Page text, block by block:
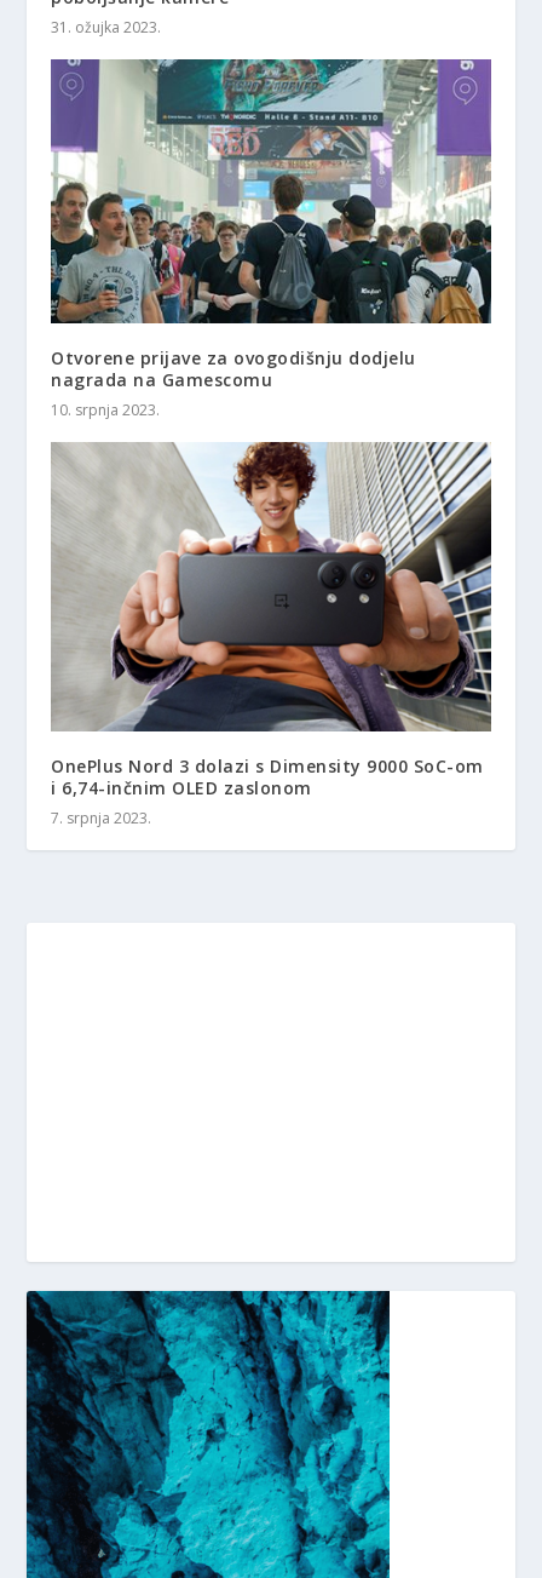
31. ožujka 2023.
Otvorene prijave za ovogodišnju dodjelu
nagrada na Gamescomu
10. srpnja 2023.
OnePlus Nord 3 dolazi s Dimensity 9000 SoC-om
i 6,74-inčnim OLED zaslonom
7. srpnja 2023.